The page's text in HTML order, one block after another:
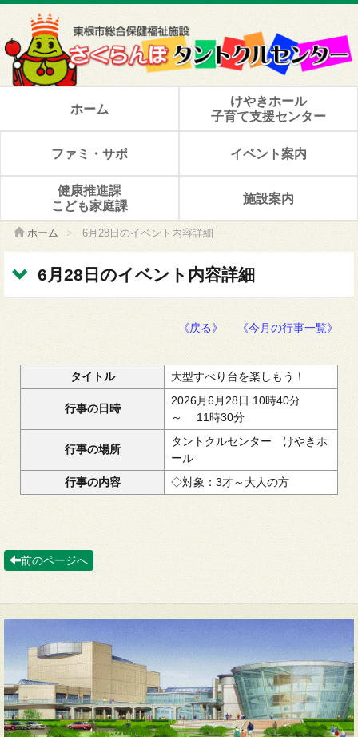
ホーム
けやきホール
子育て支援センター
ファミ・サポ イベント案内
健康推進課
こども家庭課
施設案内
ホーム > 6月28日のイベント内容詳細
6月28日のイベント内容詳細
《戻る》 《今月の行事一覧》
タイトル 大型すべり台を楽しもう！
行事の日時
2026月6月28日 10時40分
～ 11時30分
行事の場所
タントクルセンター けやきホ
ール
行事の内容
◇対象：3才～大人の方
前のページへ